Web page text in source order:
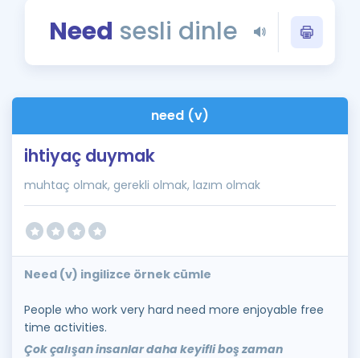
Blog
İngilizce Gramer
Need sesli dinle
need (v)
ihtiyaç duymak
muhtaç olmak, gerekli olmak, lazım olmak
Need (v) ingilizce örnek cümle
People who work very hard need more enjoyable free
time activities.
Çok çalışan insanlar daha keyifli boş zaman